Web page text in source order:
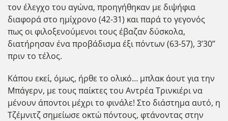
τον έλεγχο του αγώνα, προηγήθηκαν με διψήφια
διαφορά στο ημίχρονο (42-31) και παρά το γεγονός
πως οι φιλοξενούμενοι τους έβαζαν δύσκολα,
διατήρησαν ένα προβάδισμα έξι πόντων (63-57), 3’30’’
πριν το τέλος.
Κάπου εκεί, όμως, ήρθε το ολικό… μπλακ άουτ για την
Μπάγερν, με τους παίκτες του Αντρέα Τρινκιέρι να
μένουν άποντοι μέχρι το φινάλε! Στο διάστημα αυτό, η
Τζέμνιτζ σημείωσε οκτώ πόντους, φτάνοντας στην